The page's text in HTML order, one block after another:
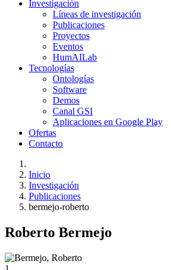
Investigación
Líneas de investigación
Publicaciones
Proyectos
Eventos
HumAILab
Tecnologías
Ontologías
Software
Demos
Canal GSI
Aplicaciones en Google Play
Ofertas
Contacto
Inicio
Investigación
Publicaciones
bermejo-roberto
Roberto Bermejo